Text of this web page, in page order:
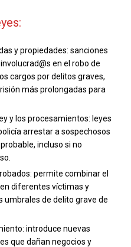
y propiedades: sanciones
en el robo de
cargos por delitos graves,
más prolongadas para
y los procesamientos: leyes
arrestar a sospechosos
incluso si no
permite combinar el
diferentes víctimas y
umbrales de delito grave de
introduce nuevas
que dañan negocios y